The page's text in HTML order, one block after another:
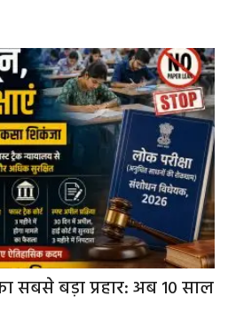
सबसे बड़ा प्रहार: अब 10 साल